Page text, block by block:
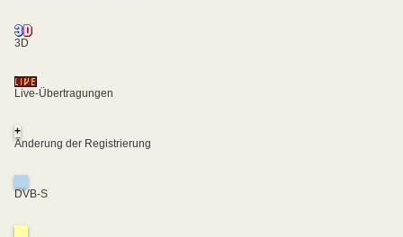
3D
Live-Übertragungen
+
Änderung der Registrierung
DVB-S